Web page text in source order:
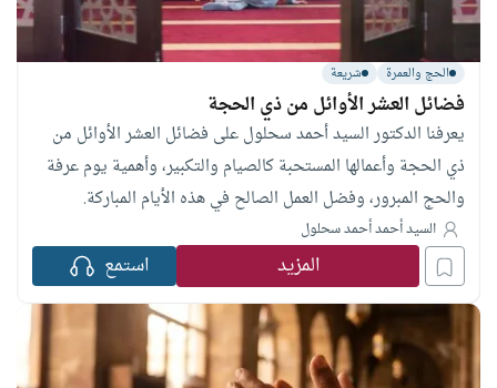
الحج والعمرة شريعة
فضائل العشر الأوائل من ذي الحجة
يعرفنا الدكتور السيد أحمد سحلول على فضائل العشر الأوائل من
ذي الحجة وأعمالها المستحبة كالصيام والتكبير، وأهمية يوم عرفة
والحج المبرور، وفضل العمل الصالح في هذه الأيام المباركة.
السيد أحمد أحمد سحلول
المزيد استمع